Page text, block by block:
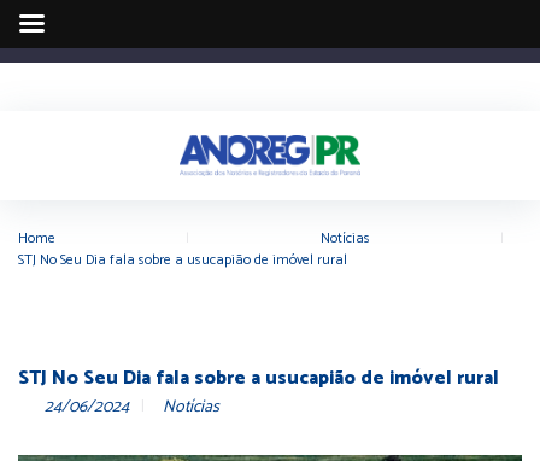
Home Notícias
STJ No Seu Dia fala sobre a usucapião de imóvel rural
STJ No Seu Dia fala sobre a usucapião de imóvel rural
24/06/2024 Notícias